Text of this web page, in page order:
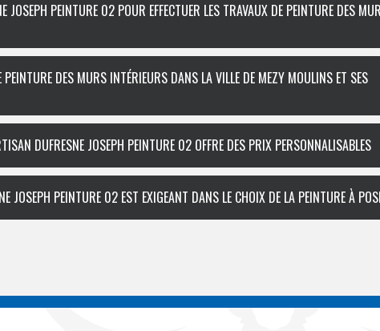
JOSEPH PEINTURE 02 POUR EFFECTUER LES TRAVAUX DE PEINTURE DES
PEINTURE DES MURS INTÉRIEURS DANS LA VILLE DE MEZY MOULINS ET SES
DUFRESNE JOSEPH PEINTURE 02 OFFRE DES PRIX PERSONNALISABLES
JOSEPH PEINTURE 02 EST EXIGEANT DANS LE CHOIX DE LA PEINTURE À